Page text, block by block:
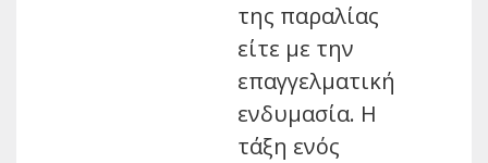
της παραλίας
είτε με την
επαγγελματική
ενδυμασία. Η
τάξη ενός